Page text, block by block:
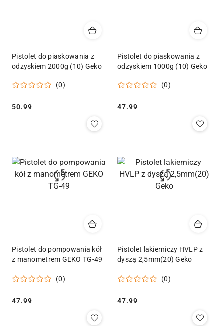
Pistolet do piaskowania z
odzyskiem 2000g (10) Geko
(0)
Cena:
50.99
Pistolet do piaskowania z
odzyskiem 1000g (10) Geko
(0)
Cena:
47.99
Pistolet do pompowania kół
z manometrem GEKO TG-49
(0)
Cena:
47.99
Pistolet lakierniczy HVLP z
dyszą 2,5mm(20) Geko
(0)
Cena:
47.99